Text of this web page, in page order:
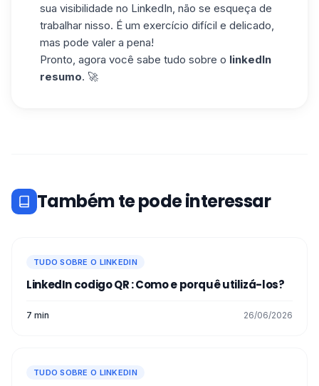
sua visibilidade no LinkedIn, não se esqueça de
trabalhar nisso. É um exercício difícil e delicado,
mas pode valer a pena!
Pronto, agora você sabe tudo sobre o linkedIn
resumo. 🚀
Também te pode interessar
TUDO SOBRE O LINKEDIN
LinkedIn codigo QR : Como e porquê utilizá-los?
7 min 26/06/2026
TUDO SOBRE O LINKEDIN